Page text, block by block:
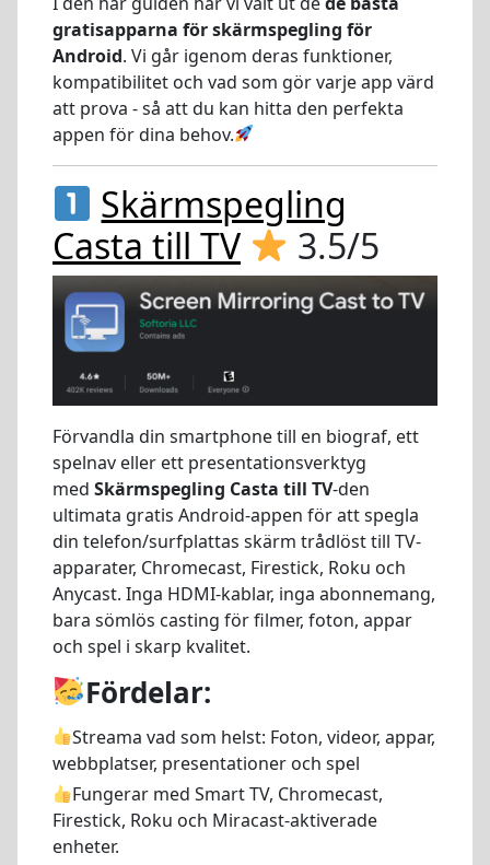
gratisapparna för skärmspegling för
Android. Vi går igenom deras funktioner,
kompatibilitet och vad som gör varje app värd
att prova - så att du kan hitta den perfekta
appen för dina behov.
Skärmspegling
Casta till TV
3.5/5
Förvandla din smartphone till en biograf, ett
spelnav eller ett presentationsverktyg
med Skärmspegling Casta till TV-den
ultimata gratis Android-appen för att spegla
din telefon/surfplattas skärm trådlöst till TV-
apparater, Chromecast, Firestick, Roku och
Anycast. Inga HDMI-kablar, inga abonnemang,
bara sömlös casting för filmer, foton, appar
och spel i skarp kvalitet.
Fördelar:
Streama vad som helst: Foton, videor, appar,
webbplatser, presentationer och spel
Fungerar med Smart TV, Chromecast,
Firestick, Roku och Miracast-aktiverade
enheter.